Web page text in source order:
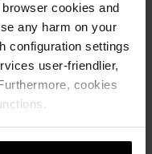
cookies and
any harm on your
configuration settings
user-friendlier,
cookies